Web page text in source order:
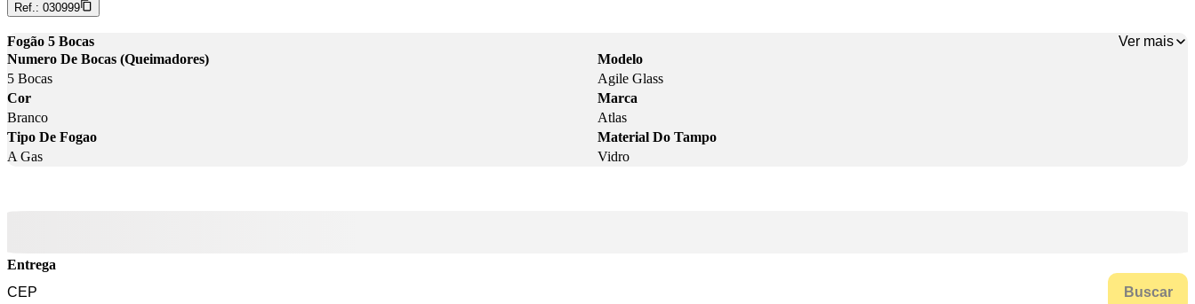
Ref.: 030999
Fogão 5 Bocas
Ver mais
Numero De Bocas (Queimadores)
5 Bocas
Modelo
Agile Glass
Cor
Branco
Marca
Atlas
Tipo De Fogao
A Gas
Material Do Tampo
Vidro
Entrega
Buscar